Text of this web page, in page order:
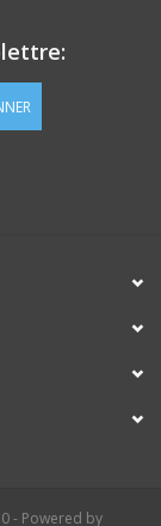
IN
- Powered by